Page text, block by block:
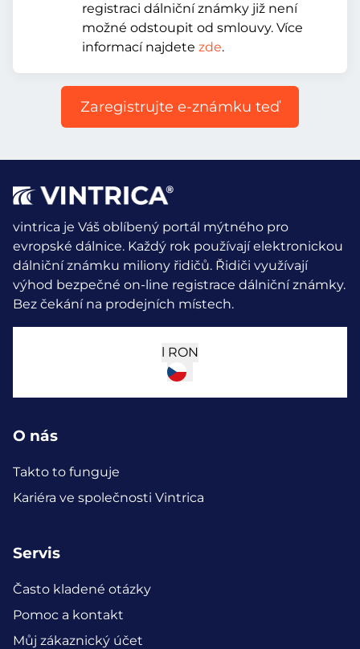
registraci dálniční známky již není
možné odstoupit od smlouvy. Více
informací najdete zde.
Zaregistrujte e-známku teď
vintrica je Váš oblíbený portál mýtného pro
evropské dálnice. Každý rok používají elektronickou
dálniční známku miliony řidičů. Řidiči využívají
výhod bezpečné on-line registrace dálniční známky.
Bez čekání na prodejních místech.
l RON
O nás
Takto to funguje
Kariéra ve společnosti Vintrica
Servis
Často kladené otázky
Pomoc a kontakt
Můj zákaznický účet